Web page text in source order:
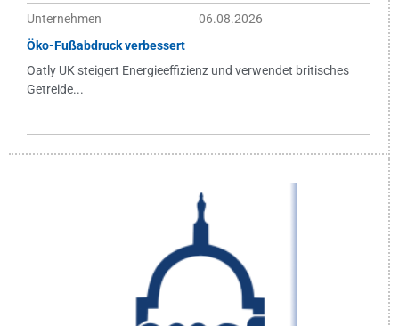
Unternehmen
06.08.2026
Öko-Fußabdruck verbessert
Oatly UK steigert Energieeffizienz und verwendet britisches
Getreide...